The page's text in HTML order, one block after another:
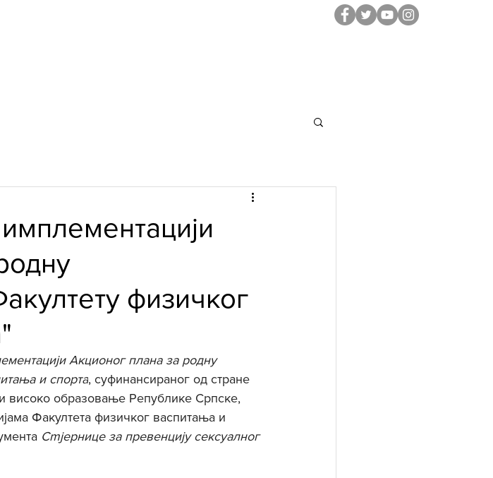
физичког
Акционог плана за родну
и спорта, суфинансираног од стране
високо образовање Републике Српске,
Факултета физичког васпитања и
Сmjернице за превенцију сексуалног